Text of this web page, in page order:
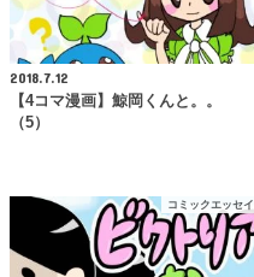
2018.7.12
【4コマ漫画】鯨岡くんと。。
（5）
コミックエッセイ